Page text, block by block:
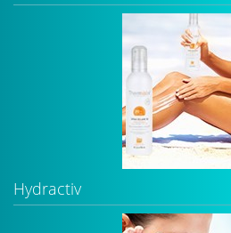
Hydractiv